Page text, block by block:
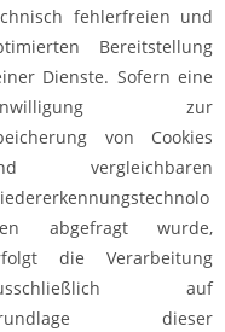
fehlerfreien und
Bereitstellung
Dienste. Sofern eine
zur
von Cookies
vergleichbaren
abgefragt wurde,
die Verarbeitung
auf
dieser